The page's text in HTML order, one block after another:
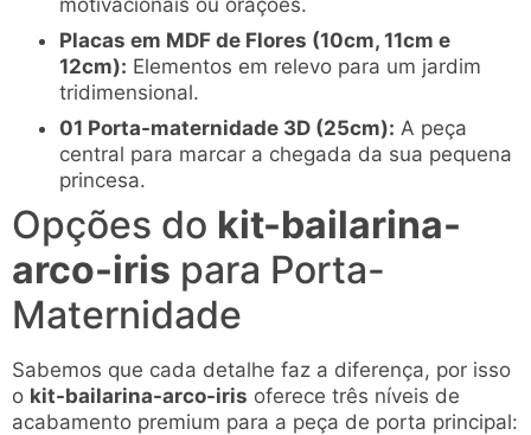
Placas em MDF de Flores (10cm, 11cm e
12cm): Elementos em relevo para um jardim
tridimensional.
01 Porta-maternidade 3D (25cm): A peça
central para marcar a chegada da sua pequena
princesa.
Opções do kit-bailarina-
arco-iris para Porta-
Maternidade
Sabemos que cada detalhe faz a diferença, por isso
o kit-bailarina-arco-iris oferece três níveis de
acabamento premium para a peça de porta principal: